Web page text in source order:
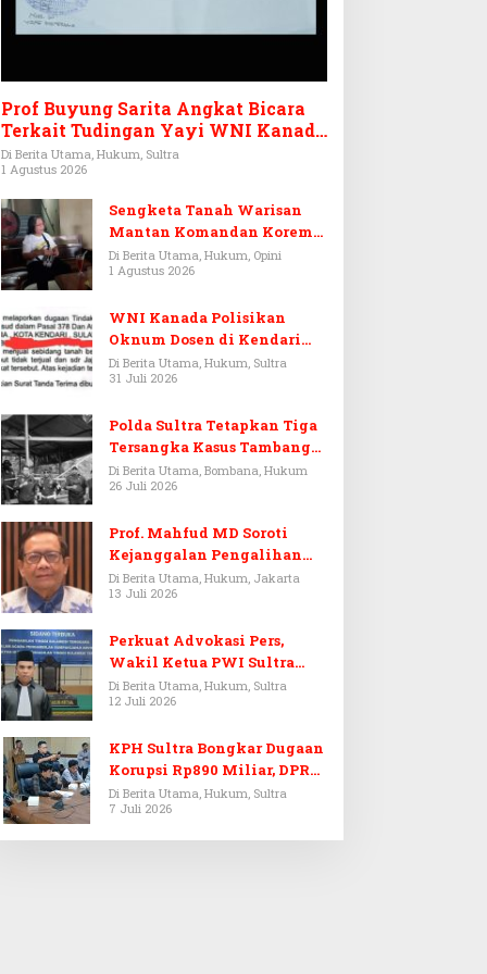
Prof Buyung Sarita Angkat Bicara
Terkait Tudingan Yayi WNI Kanada
Ditagih Utang Rp3,6 Miliar
Di Berita Utama, Hukum, Sultra
1 Agustus 2026
Sengketa Tanah Warisan
Mantan Komandan Korem
143/HO, Ketika Warisan
Menjadi Arena Pemerasan
Di Berita Utama, Hukum, Opini
1 Agustus 2026
WNI Kanada Polisikan
Oknum Dosen di Kendari
Terkait Aset Puluhan Miliar
Di Berita Utama, Hukum, Sultra
31 Juli 2026
Polda Sultra Tetapkan Tiga
Tersangka Kasus Tambang
Emas Ilegal di Bombana
Di Berita Utama, Bombana, Hukum
26 Juli 2026
Prof. Mahfud MD Soroti
Kejanggalan Pengalihan
Penyelidikan Tersangka
Febrie Adriansyah
Di Berita Utama, Hukum, Jakarta
13 Juli 2026
Perkuat Advokasi Pers,
Wakil Ketua PWI Sultra
Resmi Dilantik Menjadi
Advokat PERADI
Di Berita Utama, Hukum, Sultra
12 Juli 2026
KPH Sultra Bongkar Dugaan
Korupsi Rp890 Miliar, DPRD
Sultra Gelar RDP
Di Berita Utama, Hukum, Sultra
7 Juli 2026